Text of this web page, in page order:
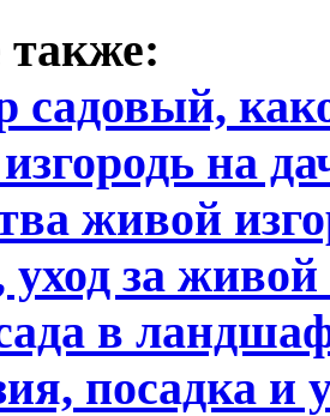
также:
садовый,
на
живой
уход за
в
посадка и